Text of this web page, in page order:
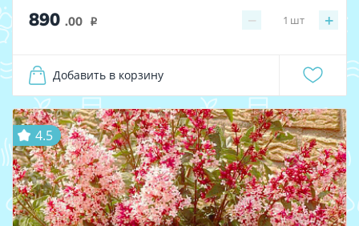
890 .00 i − +
1 шт
Добавить в корзину
4.5